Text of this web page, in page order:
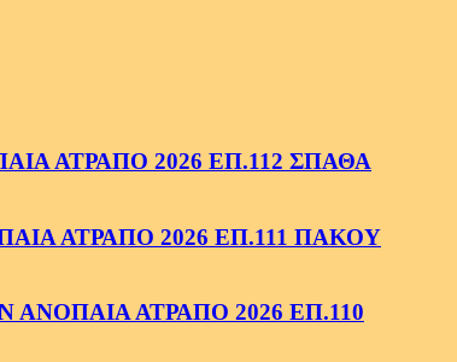
ΑΤΡΑΠΟ 2026 ΕΠ.112 ΣΠΑΘΑ
ΑΤΡΑΠΟ 2026 ΕΠ.111 ΠΑΚΟΥ
ΑΤΡΑΠΟ 2026 ΕΠ.110